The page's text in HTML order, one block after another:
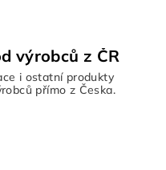
výrobců z ČR
i ostatní produkty
přímo z Česka.